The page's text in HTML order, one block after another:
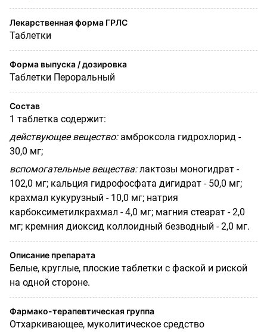
Лекарственная форма ГРЛС
Таблетки
Форма выпуска / дозировка
Таблетки Пероральный
Состав
1 таблетка содержит:
действующее вещество:амброксола гидрохлорид -
30,0 мг;
вспомогательные вещества:лактозы моногидрат -
102,0 мг; кальция гидрофосфата дигидрат - 50,0 мг;
крахмал кукурузный - 10,0 мг; натрия
карбоксиметилкрахмал - 4,0 мг; магния стеарат - 2,0
мг; кремния диоксид коллоидный безводный - 2,0 мг.
Описание препарата
Белые, круглые, плоские таблетки с фаской и риской
на одной стороне.
Фармако-терапевтическая группа
Отхаркивающее, муколитическое средство